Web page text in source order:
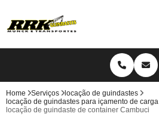
Home Serviços
locação de guindastes
locação de guindastes para içamento de carga
locação de guindaste de container Cambuci